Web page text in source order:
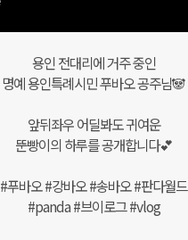
용인 전대리에 거주 중인
명예 용인특례시민 푸바오 공주님🐼
앞뒤좌우 어딜봐도 귀여운
뚠빵이의 하루를 공개합니다💕
#푸바오 #강바오 #송바오 #판다월드
#panda #브이로그 #vlog